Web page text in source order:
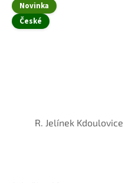
Novinka
České
R. Jelínek